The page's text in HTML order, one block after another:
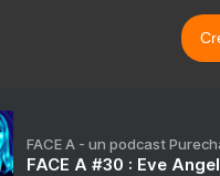
FACE A - un podcast
FACE A #30 : Eve